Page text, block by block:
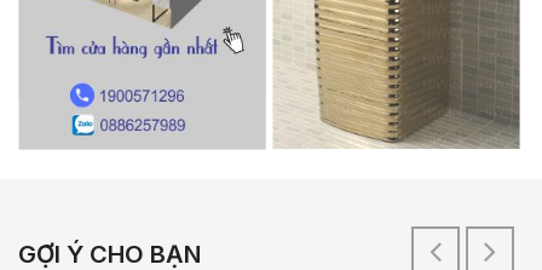
GỢI Ý CHO BẠN